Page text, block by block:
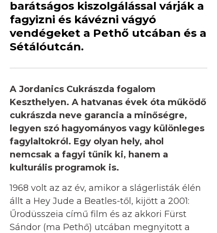
barátságos kiszolgálással várják a
fagyizni és kávézni vágyó
vendégeket a Pethő utcában és a
Sétálóutcán.
A Jordanics Cukrászda fogalom
Keszthelyen. A hatvanas évek óta működő
cukrászda neve garancia a minőségre,
legyen szó hagyományos vagy különleges
fagylaltokról. Egy olyan hely, ahol
nemcsak a fagyi tűnik ki, hanem a
kulturális programok is.
1968 volt az az év, amikor a slágerlisták élén
állt a Hey Jude a Beatles-től, kijött a 2001:
Űrodüsszeia című film és az akkori Fürst
Sándor (ma Pethő) utcában megnyitott a